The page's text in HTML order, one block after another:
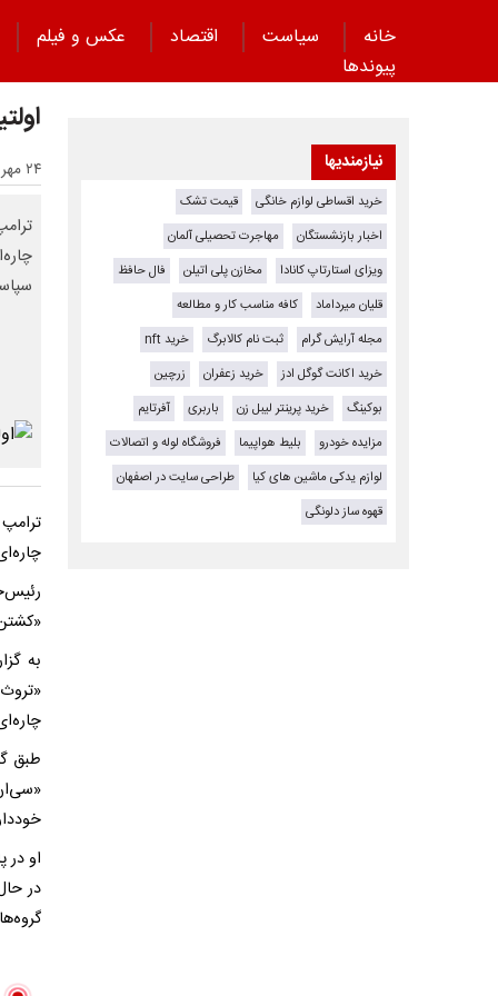
خانه سیاست اقتصاد
عکس و فیلم
پیوند‌ها
۲۴ مهر ۱۴۰۴ - ۲۳:۰۷
به
طبق
او در
در
نیازمندیها
خرید اقساطی لوازم خانگی
قیمت تشک
اخبار بازنشستگان
مهاجرت تحصیلی آلمان
ویزای استارتاپ کانادا
مخازن پلی اتیلن
فال حافظ
قلیان میرداماد
کافه مناسب کار و مطالعه
مجله آرایش گرام
ثبت نام کالابرگ
خرید nft
خرید اکانت گوگل ادز
خرید زعفران
زرچین
بوکینگ
خرید پرینتر لیبل زن باربری
آفرتایم
مزایده خودرو
بلیط هواپیما
فروشگاه لوله و اتصالات
لوازم یدکی ماشین های کیا
طراحی سایت در اصفهان
قهوه ساز دلونگی